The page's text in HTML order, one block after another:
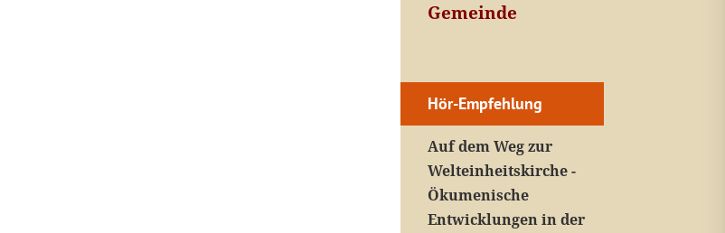
Gemeinde
Hör-Empfehlung
Auf dem Weg zur
Welteinheitskirche -
Ökumenische
Entwicklungen in der